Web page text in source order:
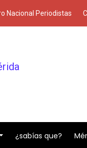
Nacional Periodistas
¿sabías que?